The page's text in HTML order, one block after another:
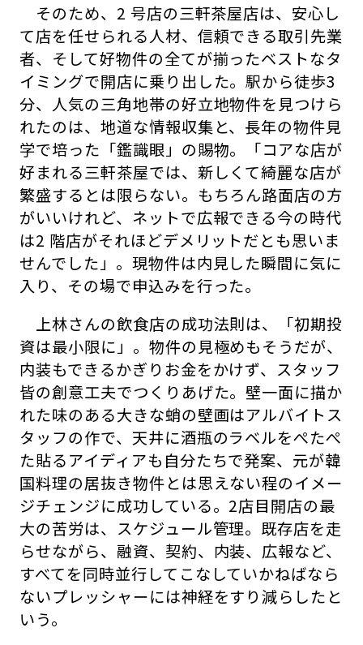
そのため、2 号店の三軒茶屋店は、安心し
て店を任せられる人材、信頼できる取引先業
者、そして好物件の全てが揃ったベストなタ
イミングで開店に乗り出した。駅から徒歩3
分、人気の三角地帯の好立地物件を見つけら
れたのは、地道な情報収集と、長年の物件見
学で培った「鑑識眼」の賜物。「コアな店が
好まれる三軒茶屋では、新しくて綺麗な店が
繁盛するとは限らない。もちろん路面店の方
がいいけれど、ネットで広報できる今の時代
は2 階店がそれほどデメリットだとも思いま
せんでした」。現物件は内見した瞬間に気に
入り、その場で申込みを行った。
上林さんの飲食店の成功法則は、「初期投
資は最小限に」。物件の見極めもそうだが、
内装もできるかぎりお金をかけず、スタッフ
皆の創意工夫でつくりあげた。壁一面に描か
れた味のある大きな蛸の壁画はアルバイトス
タッフの作で、天井に酒瓶のラベルをぺたぺ
た貼るアイディアも自分たちで発案、元が韓
国料理の居抜き物件とは思えない程のイメー
ジチェンジに成功している。2店目開店の最
大の苦労は、スケジュール管理。既存店を走
らせながら、融資、契約、内装、広報など、
すべてを同時並行してこなしていかねばなら
ないプレッシャーには神経をすり減らしたと
いう。